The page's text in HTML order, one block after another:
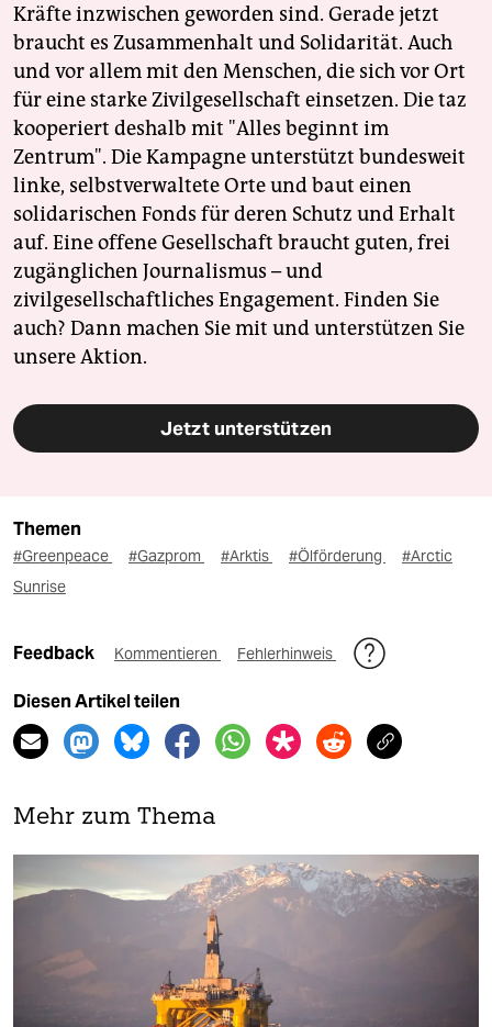
Kräfte inzwischen geworden sind. Gerade jetzt
braucht es Zusammenhalt und Solidarität. Auch
und vor allem mit den Menschen, die sich vor Ort
für eine starke Zivilgesellschaft einsetzen. Die taz
kooperiert deshalb mit "Alles beginnt im
Zentrum". Die Kampagne unterstützt bundesweit
linke, selbstverwaltete Orte und baut einen
solidarischen Fonds für deren Schutz und Erhalt
auf. Eine offene Gesellschaft braucht guten, frei
zugänglichen Journalismus – und
zivilgesellschaftliches Engagement. Finden Sie
auch? Dann machen Sie mit und unterstützen Sie
unsere Aktion.
Jetzt unterstützen
Themen
#Greenpeace #Gazprom #Arktis #Ölförderung
#Arctic
Sunrise
Feedback Kommentieren Fehlerhinweis
Diesen Artikel teilen
Mehr zum Thema